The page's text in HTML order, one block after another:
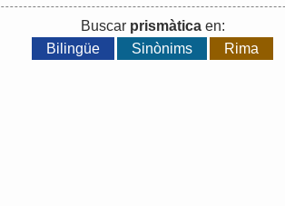
Buscar prismàticaen:
Bilingüe
Sinònims Rima